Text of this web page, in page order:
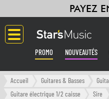
PAYEZ
PROMO NOUVEAUTÉS
Langue
Accueil Guitares & Basses
Guitare électrique 1/2 caisse
Sire